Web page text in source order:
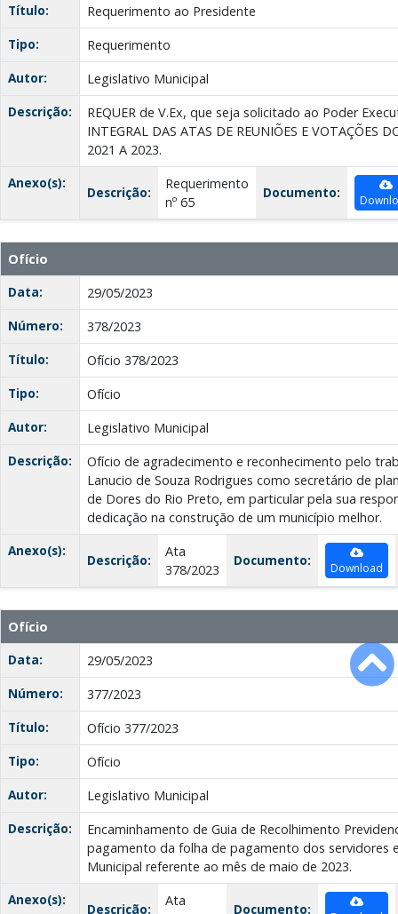
Título:
Requerimento ao Presidente
Tipo:
Requerimento
Autor:
Legislativo Municipal
Descrição:
REQUER de V.Ex, que seja solicitado ao Poder
INTEGRAL DAS ATAS DE REUNIÕES E VOTAÇÕES
2021 A 2023.
Anexo(s):
Descrição:
Requerimento
nº 65
Documento:
Ofício
Data:
29/05/2023
Número:
378/2023
Título:
Ofício 378/2023
Tipo:
Ofício
Autor:
Legislativo Municipal
Descrição:
Ofício de agradecimento e reconhecimento pelo
Lanucio de Souza Rodrigues como secretário de
de Dores do Rio Preto, em particular pela sua
dedicação na construção de um município melhor.
Anexo(s):
Descrição:
Ata
378/2023
Documento: Download
Ofício
Data:
29/05/2023
Número:
377/2023
Título:
Ofício 377/2023
Tipo:
Ofício
Autor:
Legislativo Municipal
Descrição:
Encaminhamento de Guia de Recolhimento
pagamento da folha de pagamento dos servidores
Municipal referente ao mês de maio de 2023.
Anexo(s):
Descrição:
Ata
Documento: